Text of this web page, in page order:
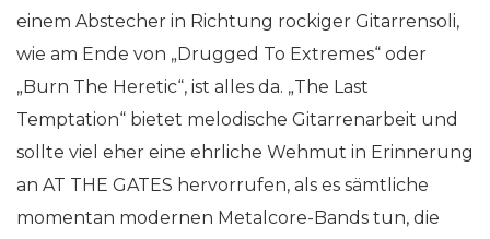
einem Abstecher in Richtung rockiger Gitarrensoli,
wie am Ende von „Drugged To Extremes“ oder
„Burn The Heretic“, ist alles da. „The Last
Temptation“ bietet melodische Gitarrenarbeit und
sollte viel eher eine ehrliche Wehmut in Erinnerung
an AT THE GATES hervorrufen, als es sämtliche
momentan modernen Metalcore-Bands tun, die